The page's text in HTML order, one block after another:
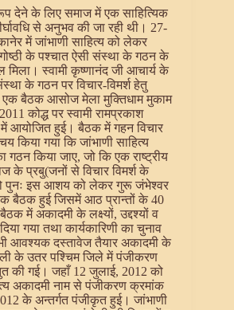
रूप देने के लिए समाज में एक साहित्यिक
से अनुभव की जा रही थी। 27-
में जांभाणी साहित्य को लेकर
के पश्चात ऐसी संस्था के गठन के
स्वामी कृष्णानंद जी आचार्य के
के गठन पर विचार-विमर्श हेतु
एक बैठक आसोज मेला मुक्तिधाम मुकाम
कोद्ध पर स्वामी रामप्रकाश
आयोजित हुई। बैठक में गहन विचार
किया गया कि जांभाणी साहित्य
किया जाए, जो कि एक राष्ट्रीय
के प्रबु(जनों से विचार विमर्श के
पुनः इस आशय को लेकर गुरू जंभेश्वर
बैठक हुई जिसमें आठ प्रान्तों के 40
में अकादमी के लक्ष्यों, उद्दश्यों व
गया तथा कार्यकारिणी का चुनाव
आवश्यक दस्तावेज तैयार अकादमी के
के उतर पश्चिम जिले में पंजीकरण
की गई। जहाँ 12 जुलाई, 2012 को
अकादमी नाम से पंजीकरण क्रमांक
के अन्तर्गत पंजीकृत हुई। जांभाणी